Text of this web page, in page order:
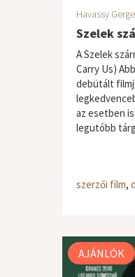
Havassy
Szelek
A Szelek
Carry Us)
debütált
az esetben
legutóbb
szerzői film,
AJÁNLÓK